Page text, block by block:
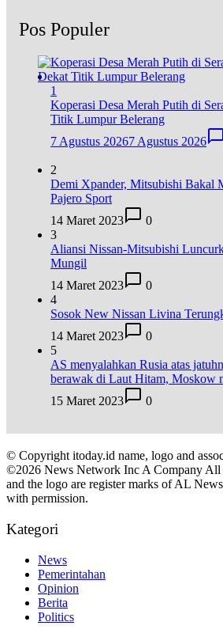
Pos Populer
1
Koperasi Desa Merah Putih di
Titik Lumpur Belerang
7 Agustus 20267 Agustus 2026
2
Demi Xpander, Mitsubishi Bakal
Pajero Sport
14 Maret 2023
0
3
Aliansi Nissan-Mitsubishi
Mungil
14 Maret 2023
0
4
Sosok New Nissan Livina
14 Maret 2023
0
5
AS menyalahkan Rusia atas
berawak di Laut Hitam, Moskow
15 Maret 2023
0
© Copyright itoday.id name, logo and
©2026 News Network Inc A Company All
and the logo are register marks of AL
with permission.
Kategori
News
Pemerintahan
Opinion
Berita
Politics